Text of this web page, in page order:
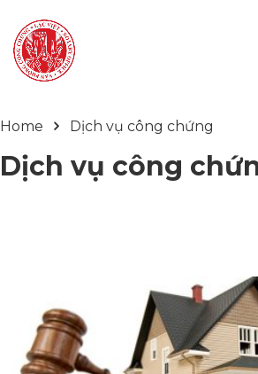
Home Dịch vụ công chứng
Dịch vụ công